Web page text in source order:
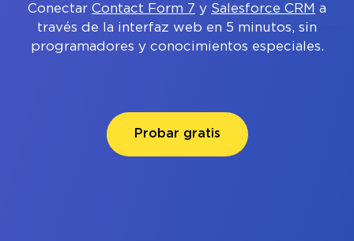
Conectar Contact Form 7 y Salesforce CRM a
través de la interfaz web en 5 minutos, sin
programadores y conocimientos especiales.
Probar gratis